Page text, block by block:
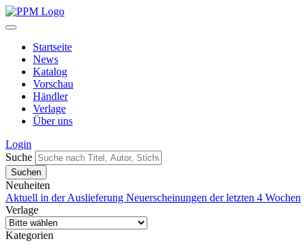
Startseite
News
Katalog
Vorschau
Händler
Verlage
Über uns
Login
Suche
Neuheiten
Aktuell in der Auslieferung Neuerscheinungen der letzten 4 Wochen
Verlage
Kategorien